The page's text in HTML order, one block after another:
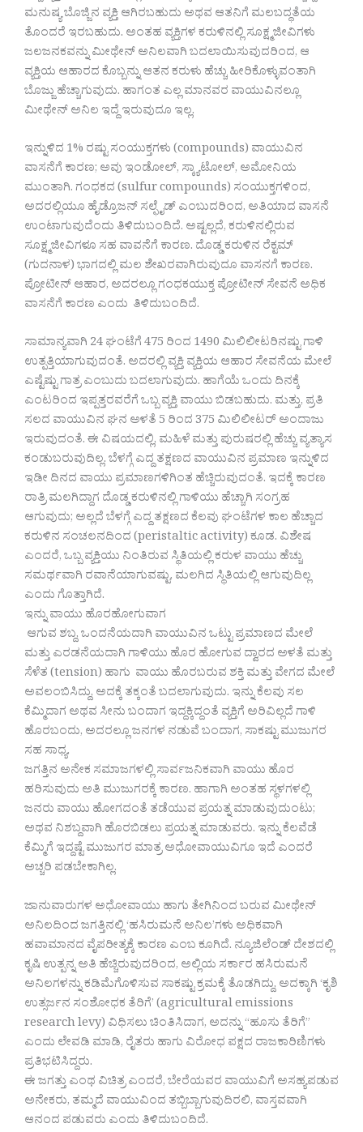
ಮನುಷ್ಯ ಬೊಜ್ಜಿನ ವ್ಯಕ್ತಿ ಆಗಿರಬಹುದು ಅಥವ ಆತನಿಗೆ ಮಲಬದ್ಧತೆಯ
ತೊಂದರೆ ಇರಬಹುದು. ಅಂತಹ ವ್ಯಕ್ತಿಗಳ ಕರುಳಿನಲ್ಲಿ ಸೂಕ್ಷ್ಮಜೀವಿಗಳು
ಜಲಜನಕವನ್ನು ಮೀಥೇನ್ ಅನಿಲವಾಗಿ ಬದಲಾಯಿಸುವುದರಿಂದ, ಆ
ವ್ಯಕ್ತಿಯ ಆಹಾರದ ಕೊಬ್ಬನ್ನು ಆತನ ಕರುಳು ಹೆಚ್ಚು ಹೀರಿಕೊಳ್ಳುವಂತಾಗಿ
ಬೊಜ್ಜು ಹೆಚ್ಚಾಗುವುದು. ಹಾಗಂತ ಎಲ್ಲ ಮಾನವರ ವಾಯುವಿನಲ್ಲೂ
ಮೀಥೇನ್ ಅನಿಲ ಇದ್ದೆ ಇರುವುದೂ ಇಲ್ಲ.
ಇನ್ನುಳಿದ 1% ರಷ್ಟು ಸಂಯುಕ್ತಗಳು (compounds) ವಾಯುವಿನ
ವಾಸನೆಗೆ ಕಾರಣ; ಅವು ಇಂಡೋಲ್, ಸ್ಕ್ಯಾಟೋಲ್, ಅಮೋನಿಯ
ಮುಂತಾಗಿ. ಗಂಧಕದ (sulfur compounds) ಸಂಯುಕ್ತಗಳಿಂದ,
ಅದರಲ್ಲಿಯೂ ಹೈಡ್ರೊಜನ್ ಸಲ್ಫೈಡ್ ಎಂಬುದರಿಂದ, ಅತಿಯಾದ ವಾಸನೆ
ಉಂಟಾಗುವುದೆಂದು ತಿಳಿದುಬಂದಿದೆ. ಅಷ್ಟಲ್ಲದೆ, ಕರುಳಿನಲ್ಲಿರುವ
ಸೂಕ್ಷ್ಮಜೀವಿಗಳೂ ಸಹ ವಾವನೆಗೆ ಕಾರಣ. ದೊಡ್ಡ ಕರುಳಿನ ರೆಕ್ಟಮ್
(ಗುದನಾಳ) ಭಾಗದಲ್ಲಿ ಮಲ ಶೇಖರವಾಗಿರುವುದೂ ವಾಸನಗೆ ಕಾರಣ.
ಪ್ರೋಟೀನ್ ಆಹಾರ, ಅದರಲ್ಲೂ ಗಂಧಕಯುಕ್ತ ಪ್ರೋಟೀನ್ ಸೇವನೆ ಅಧಿಕ
ವಾಸನೆಗೆ ಕಾರಣ ಎಂದು ತಿಳಿದುಬಂದಿದೆ.
ಸಾಮಾನ್ಯವಾಗಿ 24 ಘಂಟೆಗೆ 475 ರಿಂದ 1490 ಮಿಲಿಲೀಟರಿನಷ್ಟು ಗಾಳಿ
ಉತ್ಪತ್ತಿಯಾಗುವುದಂತೆ. ಅದರಲ್ಲಿ ವ್ಯಕ್ತಿ ವ್ಯಕ್ತಿಯ ಆಹಾರ ಸೇವನೆಯ ಮೇಲೆ
ಎಷ್ಟೆಷ್ಟು ಗಾತ್ರ ಎಂಬುದು ಬದಲಾಗುವುದು. ಹಾಗೆಯೆ ಒಂದು ದಿನಕ್ಕೆ
ಎಂಟರಿಂದ ಇಪ್ಪತ್ತರವರೆಗೆ ಒಬ್ಬ ವ್ಯಕ್ತಿ ವಾಯು ಬಿಡಬಹುದು. ಮತ್ತು, ಪ್ರತಿ
ಸಲದ ವಾಯುವಿನ ಘನ ಅಳತೆ 5 ರಿಂದ 375 ಮಿಲಿಲೀಟರ್ ಅಂದಾಜು
ಇರುವುದಂತೆ. ಈ ವಿಷಯದಲ್ಲಿ, ಮಹಿಳೆ ಮತ್ತು ಪುರುಷರಲ್ಲಿ ಹೆಚ್ಚು ವ್ಯತ್ಯಾಸ
ಕಂಡುಬರುವುದಿಲ್ಲ. ಬೆಳಗ್ಗೆ ಎದ್ದ ತಕ್ಷಣದ ವಾಯುವಿನ ಪ್ರಮಾಣ ಇನ್ನುಳಿದ
ಇಡೀ ದಿನದ ವಾಯು ಪ್ರಮಾಣಗಳಿಗಿಂತ ಹೆಚ್ಚಿರುವುದಂತೆ. ಇದಕ್ಕೆ ಕಾರಣ
ರಾತ್ರಿ ಮಲಗಿದ್ದಾಗ ದೊಡ್ಡ ಕರುಳಿನಲ್ಲಿ ಗಾಳಿಯು ಹೆಚ್ಚಾಗಿ ಸಂಗ್ರಹ
ಆಗುವುದು; ಅಲ್ಲದೆ ಬೆಳಗ್ಗೆ ಎದ್ದ ತಕ್ಷಣದ ಕೆಲವು ಘಂಟೆಗಳ ಕಾಲ ಹೆಚ್ಚಾದ
ಕರುಳಿನ ಸಂಚಲನದಿಂದ (peristaltic activity) ಕೂಡ. ವಿಶೇಷ
ಎಂದರೆ, ಒಬ್ಬ ವ್ಯಕ್ತಿಯು ನಿಂತಿರುವ ಸ್ಥಿತಿಯಲ್ಲಿ ಕರುಳ ವಾಯು ಹೆಚ್ಚು
ಸಮರ್ಥವಾಗಿ ರವಾನೆಯಾಗುವಷ್ಟು, ಮಲಗಿದ ಸ್ಥಿತಿಯಲ್ಲಿ ಆಗುವುದಿಲ್ಲ
ಎಂದು ಗೊತ್ತಾಗಿದೆ.
ಇನ್ನು ವಾಯು ಹೊರಹೋಗುವಾಗ
ಆಗುವ ಶಬ್ದ, ಒಂದನೆಯದಾಗಿ ವಾಯುವಿನ ಒಟ್ಟು ಪ್ರಮಾಣದ ಮೇಲೆ
ಮತ್ತು ಎರಡನೆಯದಾಗಿ ಗಾಳಿಯು ಹೊರ ಹೋಗುವ ದ್ವಾರದ ಅಳತೆ ಮತ್ತು
ಸೆಳೆತ (tension) ಹಾಗು ವಾಯು ಹೊರಬರುವ ಶಕ್ತಿ ಮತ್ತು ವೇಗದ ಮೇಲೆ
ಅವಲಂಬಿಸಿದ್ದು, ಅದಕ್ಕೆ ತಕ್ಕಂತೆ ಬದಲಾಗುವುದು. ಇನ್ನು ಕೆಲವು ಸಲ
ಕೆಮ್ಮಿದಾಗ ಅಥವ ಸೀನು ಬಂದಾಗ ಇದ್ದಕ್ಕಿದ್ದಂತೆ ವ್ಯಕ್ತಿಗೆ ಅರಿವಿಲ್ಲದೆ ಗಾಳಿ
ಹೊರಬಂದು, ಅದರಲ್ಲೂ ಜನಗಳ ನಡುವೆ ಬಂದಾಗ, ಸಾಕಷ್ಟು ಮುಜುಗರ
ಸಹ ಸಾಧ್ಯ.
ಜಗತ್ತಿನ ಅನೇಕ ಸಮಾಜಗಳಲ್ಲಿ ಸಾರ್ವಜನಿಕವಾಗಿ ವಾಯು ಹೊರ
ಹರಿಸುವುದು ಅತಿ ಮುಜುಗರಕ್ಕೆ ಕಾರಣ. ಹಾಗಾಗಿ ಅಂತಹ ಸ್ಥಳಗಳಲ್ಲಿ
ಜನರು ವಾಯು ಹೋಗದಂತೆ ತಡೆಯುವ ಪ್ರಯತ್ನ ಮಾಡುವುದುಂಟು;
ಅಥವ ನಿಶಬ್ದವಾಗಿ ಹೊರಬಿಡಲು ಪ್ರಯತ್ನ ಮಾಡುವರು. ಇನ್ನು ಕೆಲವೆಡೆ
ಕೆಮ್ಮಿಗೆ ಇದ್ದಷ್ಟೆ ಮುಜುಗರ ಮಾತ್ರ ಅಧೋವಾಯುವಿಗೂ ಇದೆ ಎಂದರೆ
ಅಚ್ಚರಿ ಪಡಬೇಕಾಗಿಲ್ಲ.
ಜಾನುವಾರುಗಳ ಅಧೋವಾಯು ಹಾಗು ತೇಗಿನಿಂದ ಬರುವ ಮೀಥೇನ್
ಅನಿಲದಿಂದ ಜಗತ್ತಿನಲ್ಲಿ ‘ಹಸಿರುಮನೆ ಅನಿಲ’ಗಳು ಅಧಿಕವಾಗಿ
ಹವಾಮಾನದ ವೈಪರೀತ್ಯಕ್ಕೆ ಕಾರಣ ಎಂಬ ಕೂಗಿದೆ. ನ್ಯೂಜಿಲೆಂಡ್ ದೇಶದಲ್ಲಿ
ಕೃಷಿ ಉತ್ಪನ್ನ ಅತಿ ಹೆಚ್ಚಿರುವುದರಿಂದ, ಅಲ್ಲಿಯ ಸರ್ಕಾರ ಹಸಿರುಮನೆ
ಅನಿಲಗಳನ್ನು ಕಡಿಮೆಗೊಳಿಸುವ ಸಾಕಷ್ಟು ಕ್ರಮಕ್ಕೆ ತೊಡಗಿದ್ದು, ಅದಕ್ಕಾಗಿ ‘ಕೃಶಿ
ಉತ್ಸರ್ಜನ ಸಂಶೋಧಕ ತೆರಿಗೆ’ (agricultural emissions
research levy) ವಿಧಿಸಲು ಚಿಂತಿಸಿದಾಗ, ಅದನ್ನು “ಹೂಸು ತೆರಿಗೆ”
ಎಂದು ಲೇವಡಿ ಮಾಡಿ, ರೈತರು ಹಾಗು ವಿರೋಧ ಪಕ್ಷದ ರಾಜಕಾರಿಣಿಗಳು
ಪ್ರತಿಭಟಿಸಿದ್ದರು.
ಈ ಜಗತ್ತು ಎಂಥ ವಿಚಿತ್ರ ಎಂದರೆ, ಬೇರೆಯವರ ವಾಯುವಿಗೆ ಅಸಹ್ಯಪಡುವ
ಅನೇಕರು, ತಮ್ಮದೆ ವಾಯುವಿಂದ ತಬ್ಬಿಬ್ಬಾಗುವುದಿರಲಿ, ವಾಸ್ತವವಾಗಿ
ಆನಂದ ಪಡುವರು ಎಂದು ತಿಳಿದುಬಂದಿದೆ.